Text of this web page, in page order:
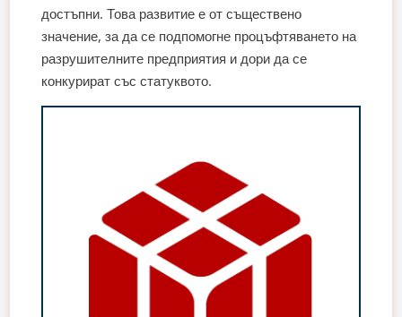
достъпни. Това развитие е от съществено
значение, за да се подпомогне процъфтяването на
разрушителните предприятия и дори да се
конкурират със статуквото.